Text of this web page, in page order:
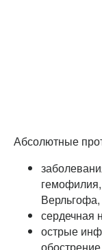
Абсолютные
Верльгофа,
сердечная
острые